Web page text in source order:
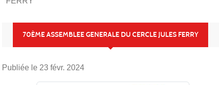
70ÈME ASSEMBLEE GENERALE DU CERCLE JULES FERRY
Publiée le 23 févr. 2024